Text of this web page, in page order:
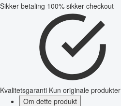
Sikker betaling 100% sikker checkout
Kvalitetsgaranti Kun originale produkter
Om dette produkt